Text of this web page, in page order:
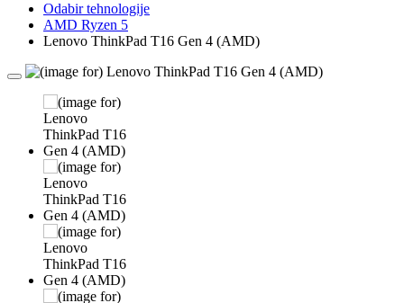
Odabir tehnologije
AMD Ryzen 5
Lenovo ThinkPad T16 Gen 4 (AMD)